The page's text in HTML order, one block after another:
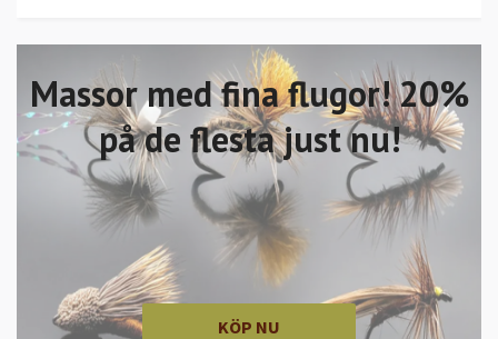
Massor med fina flugor! 20%
på de flesta just nu!
KÖP NU